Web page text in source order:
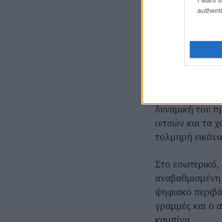
εποχή,
ηλεκτρική
δυναμική του
ιντσών και τα
τολμηρή
Στο
ψηφιακό
γραμμές και ο
καμπίνα.